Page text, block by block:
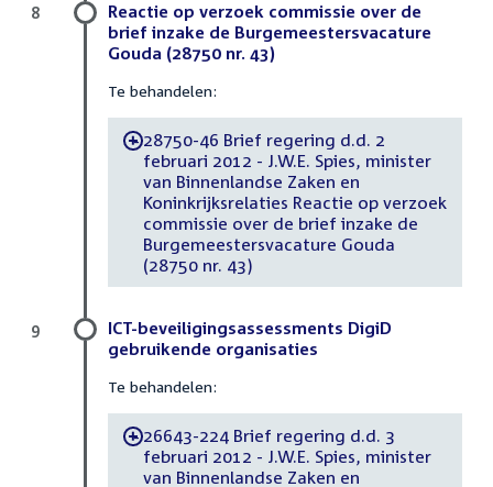
Reactie op verzoek commissie over de
brief inzake de Burgemeestersvacature
Gouda (28750 nr. 43)
Te behandelen:
-28750-46 Brief regering d.d. 2
februari 2012 - J.W.E. Spies, minister
van Binnenlandse Zaken en
Koninkrijksrelaties Reactie op verzoek
commissie over de brief inzake de
Burgemeestersvacature Gouda
(28750 nr. 43)
8
ICT-beveiligingsassessments DigiD
gebruikende organisaties
Te behandelen:
-26643-224 Brief regering d.d. 3
februari 2012 - J.W.E. Spies, minister
van Binnenlandse Zaken en
9